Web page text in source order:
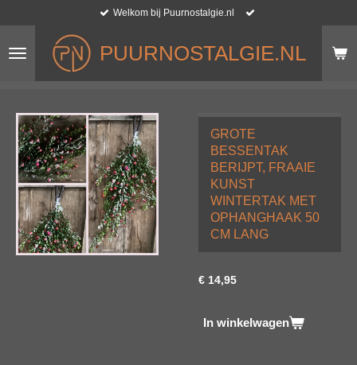
naar
hoofdinhoud
PUURNOSTALGIE.NL
Welkom bij Puurnostalgie.nl
GROTE
BESSENTAK
BERIJPT, FRAAIE
KUNST
WINTERTAK MET
OPHANGHAAK 50
CM LANG
€ 14,95
In winkelwagen